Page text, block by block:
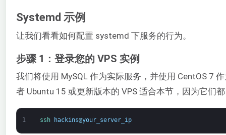
Systemd 示例
让我们看看如何配置 systemd 下服务的行为。
步骤 1：登录您的 VPS 实例
我们将使用 MySQL 作为实际服务，并使用 CentOS 7
者 Ubuntu 15 或更新版本的 VPS 适合本节，因为它们
1 ssh hackins@your_server_ip